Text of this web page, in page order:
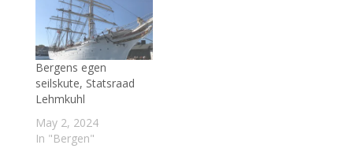
Bergens egen
seilskute, Statsraad
Lehmkuhl
May 2, 2024
In "Bergen"